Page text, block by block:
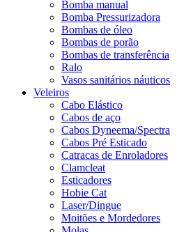
Bomba manual
Bomba Pressurizadora
Bombas de óleo
Bombas de porão
Bombas de transferência
Ralo
Vasos sanitários náuticos
Veleiros
Cabo Elástico
Cabos de aço
Cabos Dyneema/Spectra
Cabos Pré Esticado
Catracas de Enroladores
Clamcleat
Esticadores
Hobie Cat
Laser/Dingue
Moitões e Mordedores